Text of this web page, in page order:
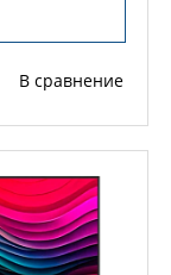
В сравнение